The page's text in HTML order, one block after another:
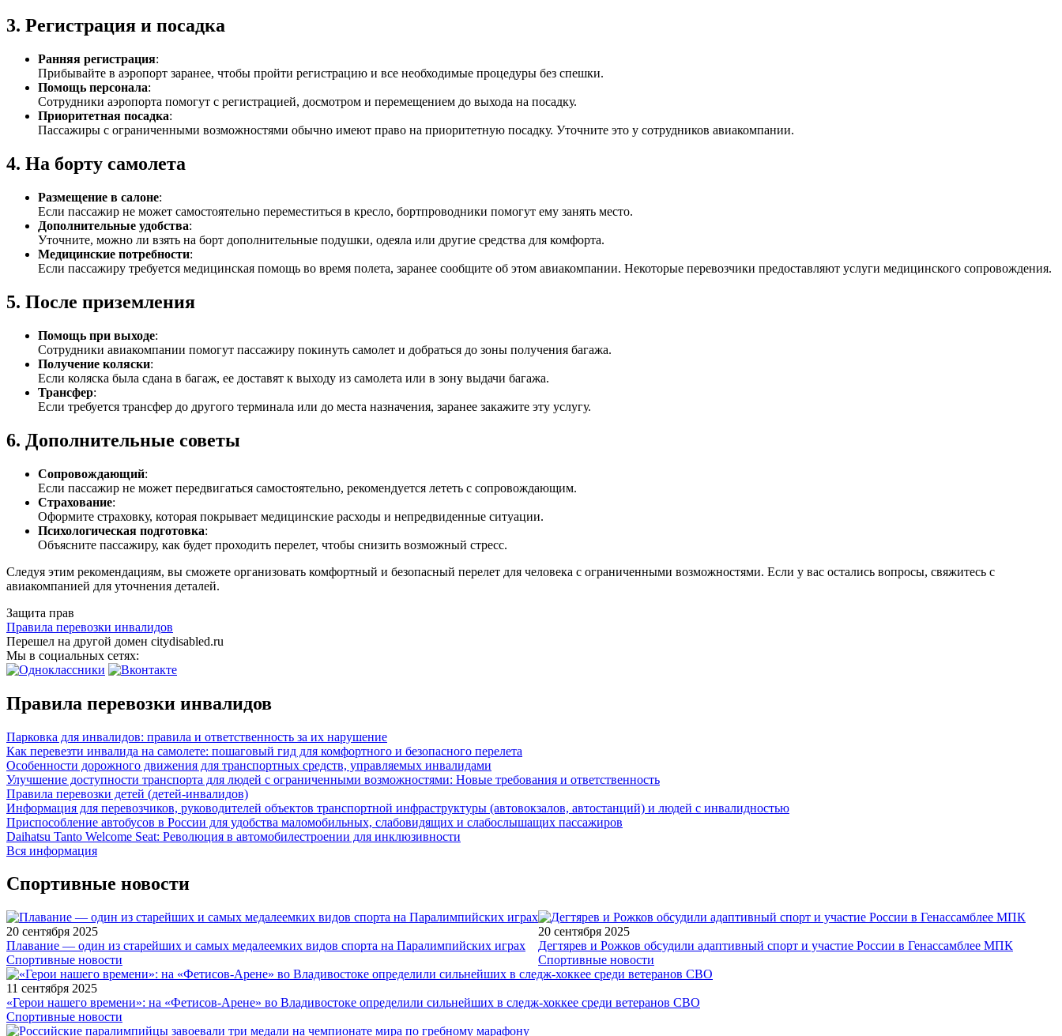
3. Регистрация и посадка
Ранняя регистрация:
Прибывайте в аэропорт заранее, чтобы пройти регистрацию и все необходимые процедуры без спешки.
Помощь персонала:
Сотрудники аэропорта помогут с регистрацией, досмотром и перемещением до выхода на посадку.
Приоритетная посадка:
Пассажиры с ограниченными возможностями обычно имеют право на приоритетную посадку. Уточните это у сотрудников авиакомпании.
4. На борту самолета
Размещение в салоне:
Если пассажир не может самостоятельно переместиться в кресло, бортпроводники помогут ему занять место.
Дополнительные удобства:
Уточните, можно ли взять на борт дополнительные подушки, одеяла или другие средства для комфорта.
Медицинские потребности:
Если пассажиру требуется медицинская помощь во время полета, заранее сообщите об этом авиакомпании. Некоторые перевозчики предоставляют услуги медицинского сопровождения.
5. После приземления
Помощь при выходе:
Сотрудники авиакомпании помогут пассажиру покинуть самолет и добраться до зоны получения багажа.
Получение коляски:
Если коляска была сдана в багаж, ее доставят к выходу из самолета или в зону выдачи багажа.
Трансфер:
Если требуется трансфер до другого терминала или до места назначения, заранее закажите эту услугу.
6. Дополнительные советы
Сопровождающий:
Если пассажир не может передвигаться самостоятельно, рекомендуется лететь с сопровождающим.
Страхование:
Оформите страховку, которая покрывает медицинские расходы и непредвиденные ситуации.
Психологическая подготовка:
Объясните пассажиру, как будет проходить перелет, чтобы снизить возможный стресс.
Следуя этим рекомендациям, вы сможете организовать комфортный и безопасный перелет для человека с ограниченными возможностями. Если у вас остались вопросы, свяжитесь с
авиакомпанией для уточнения деталей.
Защита прав
Правила перевозки инвалидов
Перешел на другой домен citydisabled.ru
Мы в социальных сетях:
Правила перевозки инвалидов
Парковка для инвалидов: правила и ответственность за их нарушение
Как перевезти инвалида на самолете: пошаговый гид для комфортного и безопасного перелета
Особенности дорожного движения для транспортных средств, управляемых инвалидами
Улучшение доступности транспорта для людей с ограниченными возможностями: Новые требования и ответственность
Правила перевозки детей (детей-инвалидов)
Информация для перевозчиков, руководителей объектов транспортной инфраструктуры (автовокзалов, автостанций) и людей с инвалидностью
Приспособление автобусов в России для удобства маломобильных, слабовидящих и слабослышащих пассажиров
Daihatsu Tanto Welcome Seat: Революция в автомобилестроении для инклюзивности
Вся информация
Спортивные новости
20 сентября 2025
Плавание — один из старейших и самых медалеемких видов спорта на Паралимпийских играх
Спортивные новости
20 сентября 2025
Дегтярев и Рожков обсудили адаптивный спорт и участие России в Генассамблее МПК
Спортивные новости
11 сентября 2025
«Герои нашего времени»: на «Фетисов-Арене» во Владивостоке определили сильнейших в следж-хоккее среди ветеранов СВО
Спортивные новости